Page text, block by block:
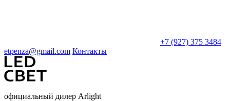
+7 (927) 375 3484
etpenza@gmail.com Контакты
официальный дилер Arlight